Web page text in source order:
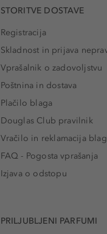
STORITVE DOSTAVE
Registracija
Skladnost in prijava
Vprašalnik o zadovoljstvu
Poštnina in dostava
Plačilo blaga
Douglas Club pravilnik
Vračilo in reklamacija
FAQ - Pogosta vprašanja
Izjava o odstopu
PRILJUBLJENI PARFUMI